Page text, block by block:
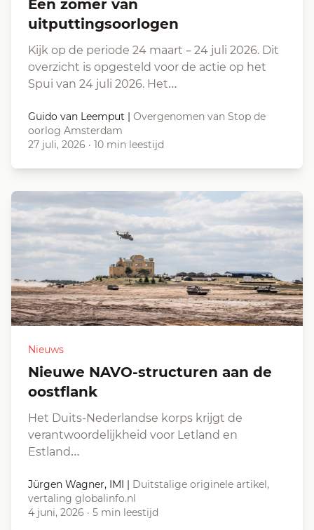
Een zomer van
uitputtingsoorlogen
Kijk op de periode 24 maart – 24 juli 2026. Dit
overzicht is opgesteld voor de actie op het
Spui van 24 juli 2026. Het…
Guido van Leemput | Overgenomen van Stop de
oorlog Amsterdam
27 juli, 2026 · 10 min leestijd
Nieuws
Nieuwe NAVO-structuren aan de
oostflank
Het Duits-Nederlandse korps krijgt de
verantwoordelijkheid voor Letland en
Estland…
Jürgen Wagner, IMI | Duitstalige originele artikel,
vertaling globalinfo.nl
4 juni, 2026 · 5 min leestijd